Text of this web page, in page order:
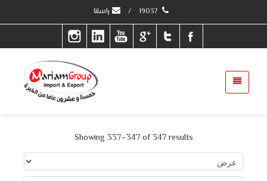
/ راسلنا
Showing 337–347 of 347 results